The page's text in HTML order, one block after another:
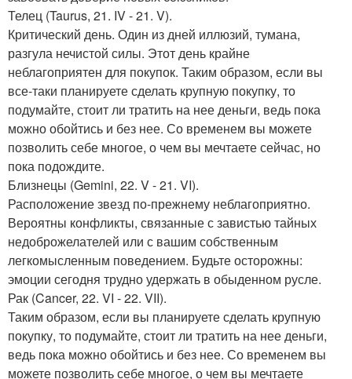
Телец (Taurus, 21. IV - 21. V).
Критический день. Один из дней иллюзий, тумана,
разгула нечистой силы. Этот день крайне
неблагоприятен для покупок. Таким образом, если вы
все-таки планируете сделать крупную покупку, то
подумайте, стоит ли тратить на нее деньги, ведь пока
можно обойтись и без нее. Со временем вы можете
позволить себе многое, о чем вы мечтаете сейчас, но
пока подождите.
Близнецы (Gemini, 22. V - 21. VI).
Расположение звезд по-прежнему неблагоприятно.
Вероятны конфликты, связанные с завистью тайных
недоброжелателей или с вашим собственным
легкомысленным поведением. Будьте осторожны:
эмоции сегодня трудно удержать в обыденном русле.
Рак (Cancer, 22. VI - 22. VII).
Таким образом, если вы планируете сделать крупную
покупку, то подумайте, стоит ли тратить на нее деньги,
ведь пока можно обойтись и без нее. Со временем вы
можете позволить себе многое, о чем вы мечтаете